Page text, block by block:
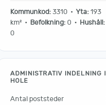
Kommunkod:3310 • Yta:193
km² • Befolkning:0 • Hushåll:
0
ADMINISTRATIV INDELNING I
HOLE
Antal poststeder